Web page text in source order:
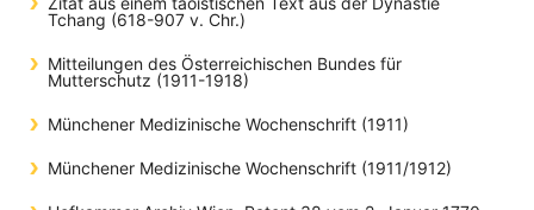
Tchang (618-907 v. Chr.)
Mitteilungen des Österreichischen Bundes für
Mutterschutz (1911-1918)
Münchener Medizinische Wochenschrift (1911)
Münchener Medizinische Wochenschrift (1911/1912)